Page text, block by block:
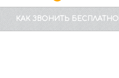
КАК ЗВОНИТЬ БЕСПЛАТНО!